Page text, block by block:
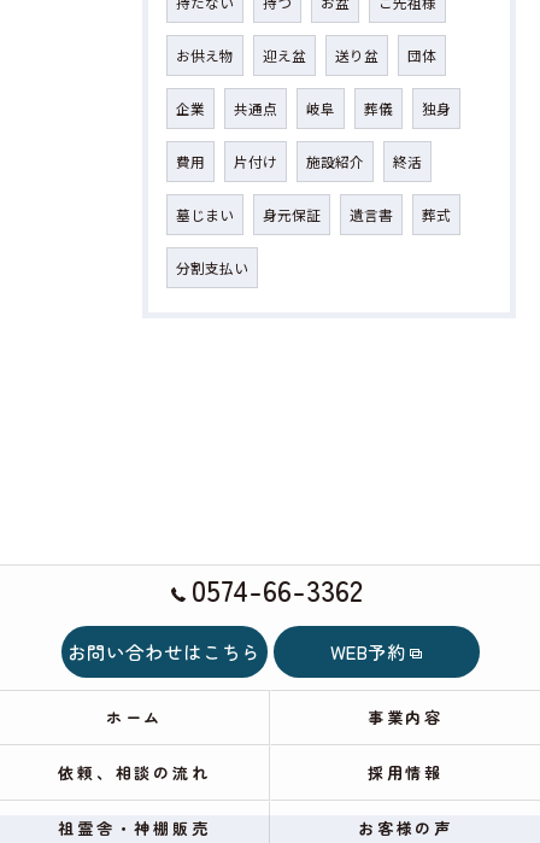
お供え物 迎え盆 送り盆 団体
企業 共通点 岐阜 葬儀 独身
費用 片付け 施設紹介 終活
墓じまい 身元保証 遺言書 葬式
分割支払い
0574-66-3362
お問い合わせはこちら WEB予約
ホーム 事業内容
依頼、相談の流れ 採用情報
祖霊舎・神棚販売 お客様の声